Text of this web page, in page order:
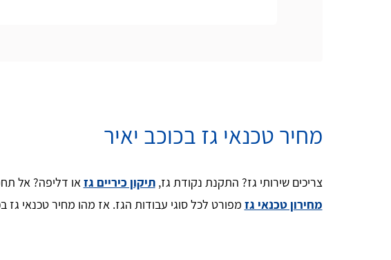
מחיר טכנאי גז בכוכב יאיר
צריכים שירותי גז? התקנת נקודת גז,תיקון כיריים גזאו דליפה? אל
מחירון טכנאי גז מפורט לכל סוגי עבודות הגז. אז מהו מחיר טכנאי גז